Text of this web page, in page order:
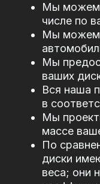
Мы можем
числе по
Мы можем
Мы
ваших
Вся наша
в
Мы
массе
По
диски
веса; они